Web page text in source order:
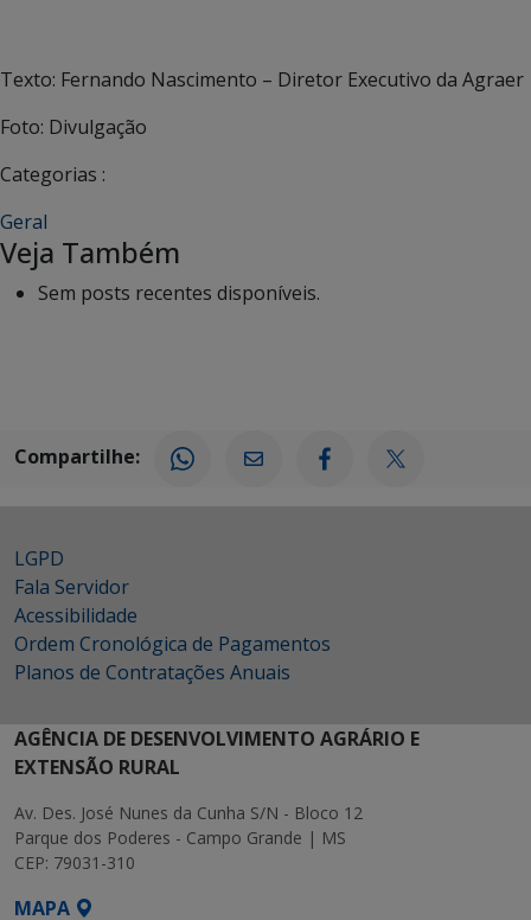
Texto: Fernando Nascimento – Diretor Executivo da Agraer
Foto: Divulgação
Categorias :
Geral
Veja Também
Sem posts recentes disponíveis.
Compartilhe:
LGPD
Fala Servidor
Acessibilidade
Ordem Cronológica de Pagamentos
Planos de Contratações Anuais
AGÊNCIA DE DESENVOLVIMENTO AGRÁRIO E
EXTENSÃO RURAL
Av. Des. José Nunes da Cunha S/N - Bloco 12
Parque dos Poderes - Campo Grande | MS
CEP: 79031-310
MAPA